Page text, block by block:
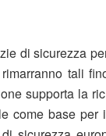
di sicurezza
tali
supporta la
come base